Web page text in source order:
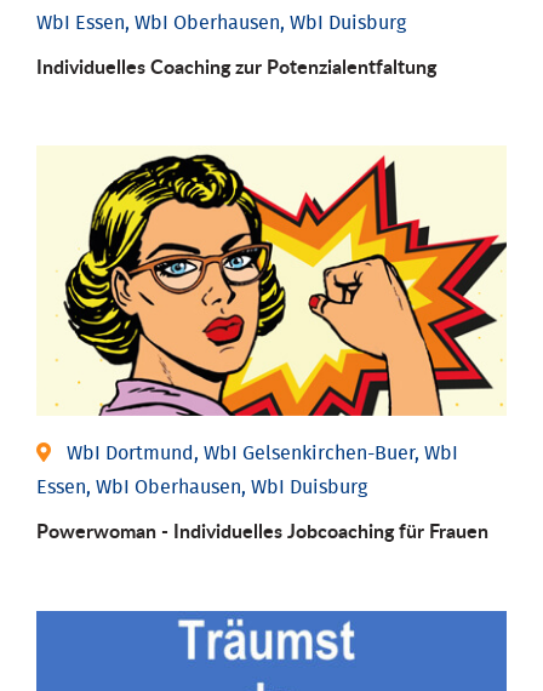
WbI Essen, WbI Oberhausen, WbI Duisburg
Individuelles Coaching zur Potenzialentfaltung
WbI Dortmund, WbI Gelsenkirchen-Buer, WbI
Essen, WbI Oberhausen, WbI Duisburg
Powerwoman - Individu­elles Job­coaching für Frauen